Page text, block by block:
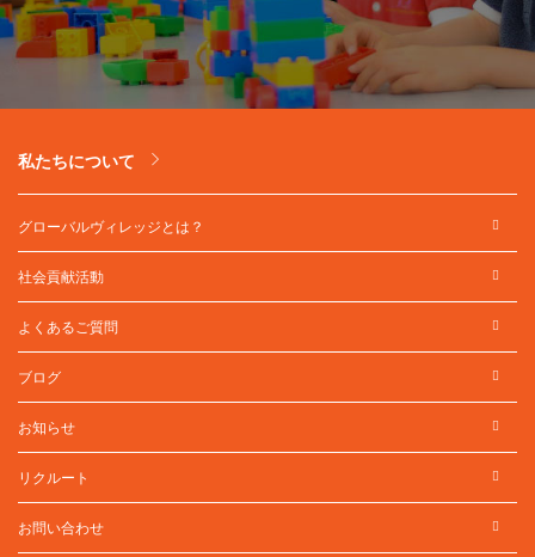
私たちについて
グローバルヴィレッジとは？
社会貢献活動
よくあるご質問
ブログ
お知らせ
リクルート
お問い合わせ